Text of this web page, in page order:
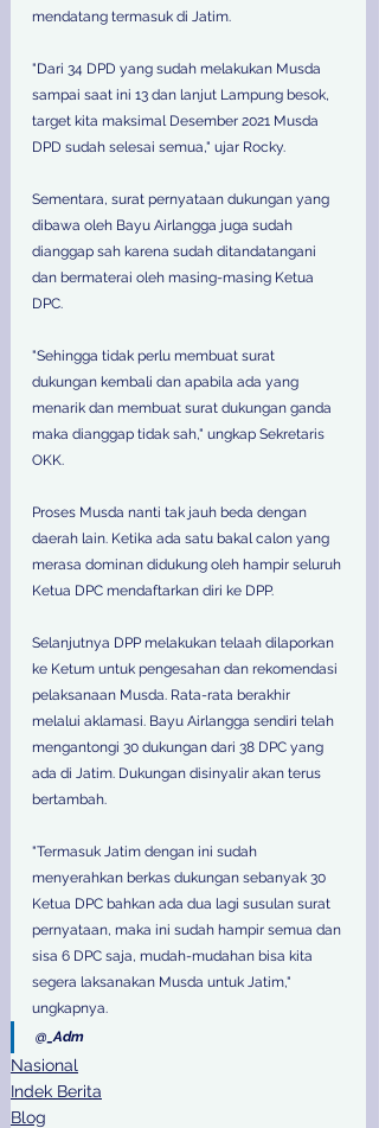
mendatang termasuk di Jatim.
"Dari 34 DPD yang sudah melakukan Musda
sampai saat ini 13 dan lanjut Lampung besok,
target kita maksimal Desember 2021 Musda
DPD sudah selesai semua," ujar Rocky.
Sementara, surat pernyataan dukungan yang
dibawa oleh Bayu Airlangga juga sudah
dianggap sah karena sudah ditandatangani
dan bermaterai oleh masing-masing Ketua
DPC.
"Sehingga tidak perlu membuat surat
dukungan kembali dan apabila ada yang
menarik dan membuat surat dukungan ganda
maka dianggap tidak sah," ungkap Sekretaris
OKK.
Proses Musda nanti tak jauh beda dengan
daerah lain. Ketika ada satu bakal calon yang
merasa dominan didukung oleh hampir seluruh
Ketua DPC mendaftarkan diri ke DPP.
Selanjutnya DPP melakukan telaah dilaporkan
ke Ketum untuk pengesahan dan rekomendasi
pelaksanaan Musda. Rata-rata berakhir
melalui aklamasi. Bayu Airlangga sendiri telah
mengantongi 30 dukungan dari 38 DPC yang
ada di Jatim. Dukungan disinyalir akan terus
bertambah.
"Termasuk Jatim dengan ini sudah
menyerahkan berkas dukungan sebanyak 30
Ketua DPC bahkan ada dua lagi susulan surat
pernyataan, maka ini sudah hampir semua dan
sisa 6 DPC saja, mudah-mudahan bisa kita
segera laksanakan Musda untuk Jatim,"
ungkapnya.
@_Adm
Nasional
Indek Berita
Blog